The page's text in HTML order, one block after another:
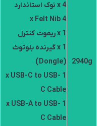
2940g
4 x نوک استاندارد
4 x Felt Nib
1 x ریموت کنترل
1 x گیرنده بلوتوث
(Dongle)
1 x USB-C to USB-
C Cable
1 x USB-A to USB-
C Cable